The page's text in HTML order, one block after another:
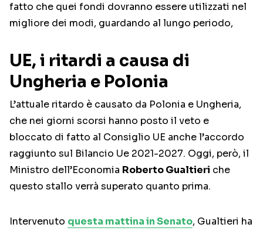
fatto che quei fondi dovranno essere utilizzati nel
migliore dei modi, guardando al lungo periodo,
UE, i ritardi a causa di
Ungheria e Polonia
L’attuale ritardo è causato da Polonia e Ungheria,
che nei giorni scorsi hanno posto il veto e
bloccato di fatto al Consiglio UE anche l’accordo
raggiunto sul Bilancio Ue 2021-2027. Oggi, però, il
Ministro dell’Economia Roberto Gualtieri che
questo stallo verrà superato quanto prima.
Intervenuto questa mattina in Senato, Gualtieri ha